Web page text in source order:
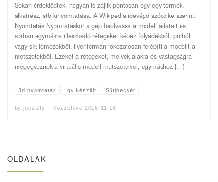
Sokan érdeklődtek, hogyan is zajlik pontosan egy-egy termék,
alkatrész, stb kinyomtatása. A Wikipedia idevágó szóccike szerint:
Nyomtatás Nyomtatáskor a gép beolvassa a modell adatait és
sorban egymásra illeszkedő rétegeket képez folyadékból, porból
vagy sík lemezekből, ilyenformán fokozatosan felépíti a modellt a
metszetekből. Ezeket a rétegeket, melyek alakra és vastagságra
megegyeznek a virtuális modell metszeteivel, egymáshoz […]
3d nyomtatás így készült Sütipecsét
by joesalty Közzétéve 2016-11-16
OLDALAK